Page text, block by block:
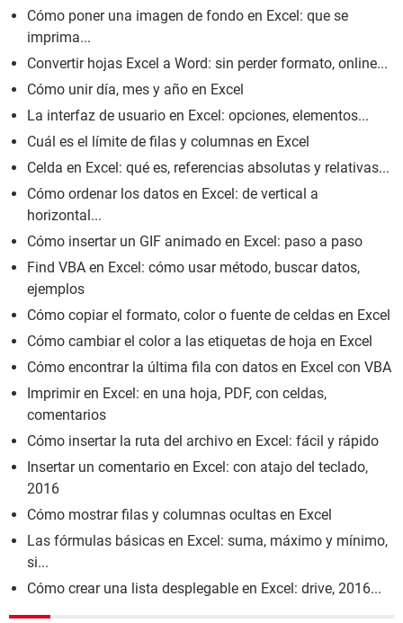
Cómo poner una imagen de fondo en Excel: que se
imprima...
Convertir hojas Excel a Word: sin perder formato, online...
Cómo unir día, mes y año en Excel
La interfaz de usuario en Excel: opciones, elementos...
Cuál es el límite de filas y columnas en Excel
Celda en Excel: qué es, referencias absolutas y relativas...
Cómo ordenar los datos en Excel: de vertical a
horizontal...
Cómo insertar un GIF animado en Excel: paso a paso
Find VBA en Excel: cómo usar método, buscar datos,
ejemplos
Cómo copiar el formato, color o fuente de celdas en Excel
Cómo cambiar el color a las etiquetas de hoja en Excel
Cómo encontrar la última fila con datos en Excel con VBA
Imprimir en Excel: en una hoja, PDF, con celdas,
comentarios
Cómo insertar la ruta del archivo en Excel: fácil y rápido
Insertar un comentario en Excel: con atajo del teclado,
2016
Cómo mostrar filas y columnas ocultas en Excel
Las fórmulas básicas en Excel: suma, máximo y mínimo,
si...
Cómo crear una lista desplegable en Excel: drive, 2016...